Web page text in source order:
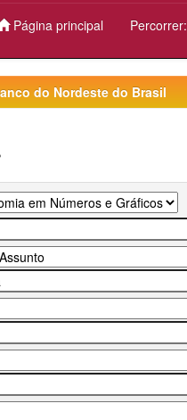
Página principal Percorrer:
do Nordeste do Brasil